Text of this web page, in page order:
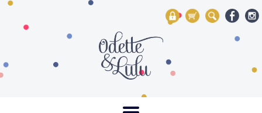
My Account
Mon panier
Rechercher